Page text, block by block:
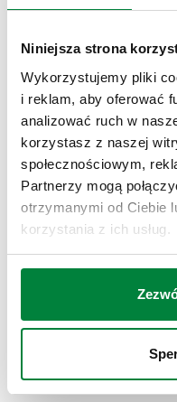
Niniejsza strona
Wykorzystujemy pliki
i reklam, aby oferować
analizować ruch w
korzystasz z naszej
społecznościowym,
Partnerzy mogą
otrzymanymi od Ciebie
korzystania z ich usług.
Pragniemy złożyć
najserdeczniejsze
spokojnych, pełnych
Świąt Bożego
oraz pomyślnego
Niech nadchodzący
pozytywne zmiany i
zarówno w życiu
***